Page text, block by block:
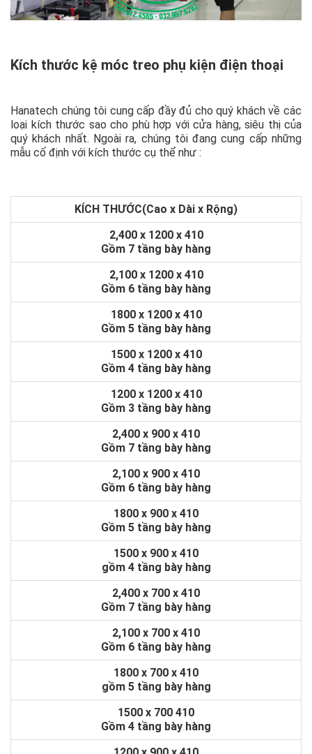
Kích thước kệ móc treo phụ kiện điện thoại
Hanatech chúng tôi cung cấp đầy đủ cho quý khách về các
loại kích thước sao cho phù hợp với cửa hàng, siêu thị của
quý khách nhất. Ngoài ra, chúng tôi đang cung cấp những
mẫu cố định với kích thước cụ thể như :
KÍCH THƯỚC(Cao x Dài x Rộng)
2,400 x 1200 x 410
Gồm 7 tầng bày hàng
2,100 x 1200 x 410
Gồm 6 tầng bày hàng
1800 x 1200 x 410
Gồm 5 tầng bày hàng
1500 x 1200 x 410
Gồm 4 tầng bày hàng
1200 x 1200 x 410
Gồm 3 tầng bày hàng
2,400 x 900 x 410
Gồm 7 tầng bày hàng
2,100 x 900 x 410
Gồm 6 tầng bày hàng
1800 x 900 x 410
Gồm 5 tầng bày hàng
1500 x 900 x 410
gồm 4 tầng bày hàng
2,400 x 700 x 410
Gồm 7 tầng bày hàng
2,100 x 700 x 410
Gồm 6 tầng bày hàng
1800 x 700 x 410
gồm 5 tầng bày hàng
1500 x 700 410
Gồm 4 tầng bày hàng